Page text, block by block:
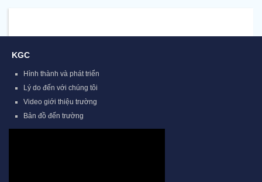
KGC
Hình thành và phát triển
Lý do đến với chúng tôi
Video giới thiệu trường
Bản đồ đến trường